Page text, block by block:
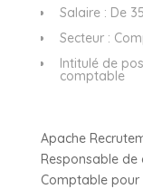
Salaire : De
Secteur :
Intitulé de
comptable
Apache
Responsable de
Comptable pour